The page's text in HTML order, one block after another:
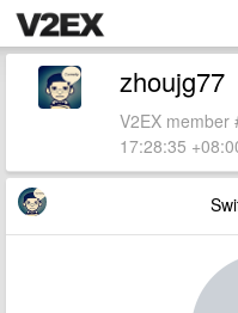
zhoujg77
V2EX member
17:28:35